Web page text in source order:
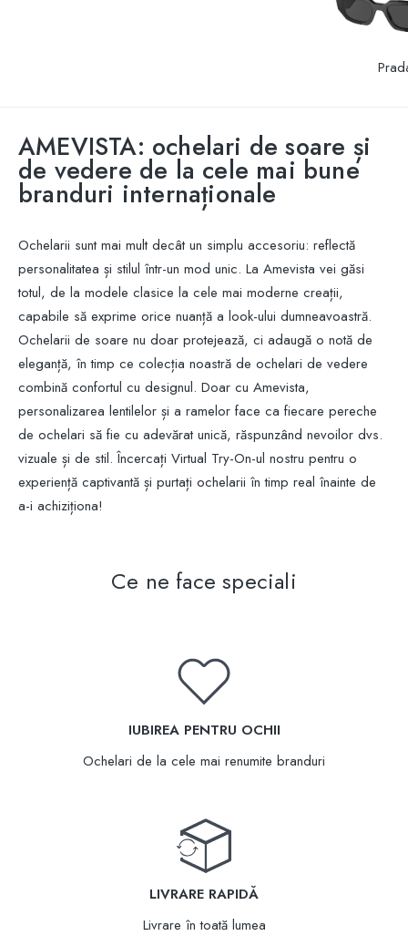
AMEVISTA: ochelari de soare și
de vedere de la cele mai bune
branduri internaționale
Ochelarii sunt mai mult decât un simplu accesoriu: reflectă
personalitatea și stilul într-un mod unic. La Amevista vei găsi
totul, de la modele clasice la cele mai moderne creații,
capabile să exprime orice nuanță a look-ului dumneavoastră.
Ochelarii de soare nu doar protejează, ci adaugă o notă de
eleganță, în timp ce colecția noastră de ochelari de vedere
combină confortul cu designul. Doar cu Amevista,
personalizarea lentilelor și a ramelor face ca fiecare pereche
de ochelari să fie cu adevărat unică, răspunzând nevoilor dvs.
vizuale și de stil. Încercați Virtual Try-On-ul nostru pentru o
experiență captivantă și purtați ochelarii în timp real înainte de
a-i achiziționa!
Ce ne face speciali
IUBIREA PENTRU OCHII
Ochelari de la cele mai renumite branduri
LIVRARE RAPIDĂ
Livrare în toată lumea